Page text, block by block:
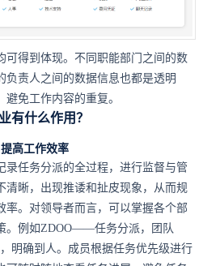
可得到体现。不同职能部门之间的数
负责人之间的数据信息也都是透明
免工作内容的重复。
有什么作用？
高工作效率
录任务分派的全过程，进行监督与管
清晰，出现推诿和扯皮现象，从而规
率。对领导者而言，可以掌握各个部
。例如ZDOO——任务分派，团队
明确到人。成员根据任务优先级进行